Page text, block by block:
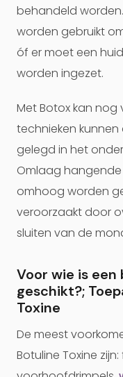
behandeld worden.
worden gebruikt
óf er moet een
worden ingezet.
Met Botox kan nog
technieken
gelegd in het
Omlaag
omhoog worden
veroorzaakt door
sluiten van de
Voor wie is
geschikt?;
Toxine
De meest
Botuline Toxine